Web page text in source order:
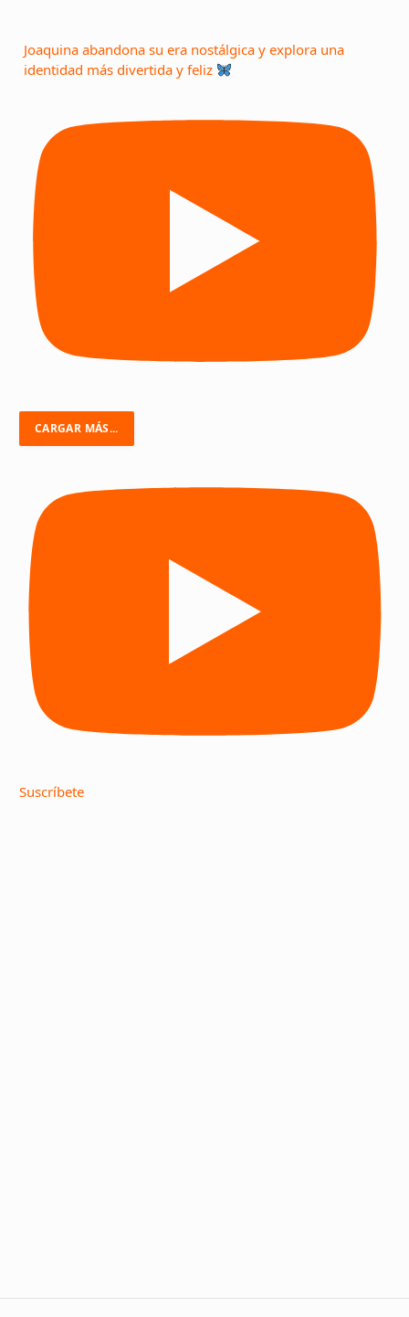
Joaquina abandona su era nostálgica y explora una
identidad más divertida y feliz
CARGAR MÁS...
Suscríbete